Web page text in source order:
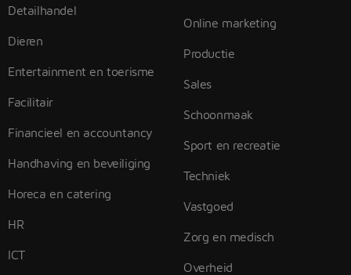
Detailhandel
Dieren
Entertainment en toerisme
Facilitair
Financieel en accountancy
Handhaving en beveiliging
Horeca en catering
HR
ICT
Online marketing
Productie
Sales
Schoonmaak
Sport en recreatie
Techniek
Vastgoed
Zorg en medisch
Overheid